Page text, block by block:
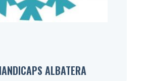
ALBATERA